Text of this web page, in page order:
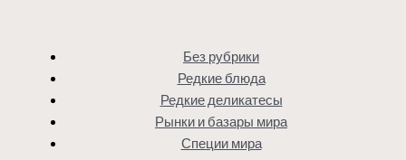
Без рубрики
Редкие блюда
Редкие деликатесы
Рынки и базары мира
Специи мира